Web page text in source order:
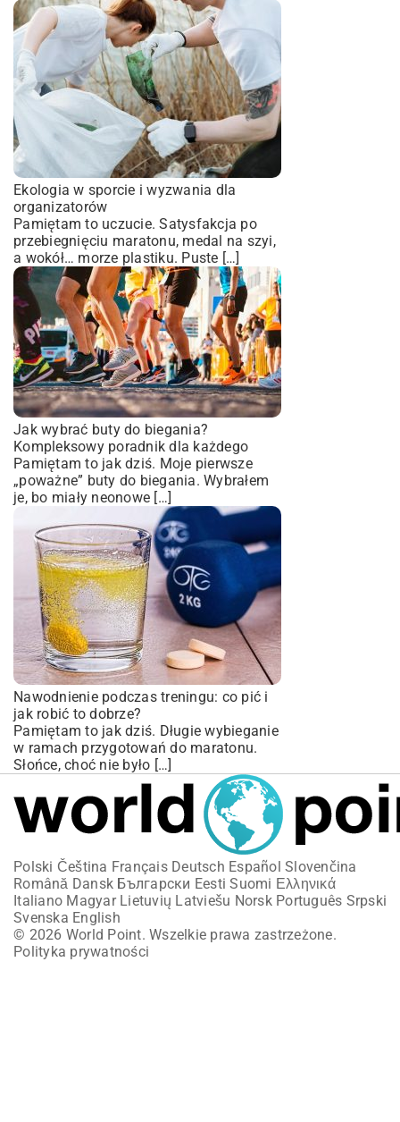
Ekologia w sporcie i wyzwania dla
organizatorów
Pamiętam to uczucie. Satysfakcja po
przebiegnięciu maratonu, medal na szyi,
a wokół… morze plastiku. Puste […]
Jak wybrać buty do biegania?
Kompleksowy poradnik dla każdego
Pamiętam to jak dziś. Moje pierwsze
„poważne” buty do biegania. Wybrałem
je, bo miały neonowe […]
Nawodnienie podczas treningu: co pić i
jak robić to dobrze?
Pamiętam to jak dziś. Długie wybieganie
w ramach przygotowań do maratonu.
Słońce, choć nie było […]
Polski Čeština Français Deutsch Español Slovenčina
Română Dansk Български Eesti Suomi Ελληνικά
Italiano Magyar Lietuvių Latviešu Norsk Português Srpski
Svenska English
© 2026 World Point. Wszelkie prawa zastrzeżone.
Polityka prywatności